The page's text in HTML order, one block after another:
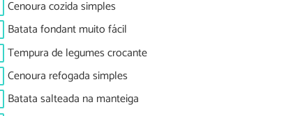
Cenoura cozida simples
Batata fondant muito fácil
Tempura de legumes crocante
Cenoura refogada simples
Batata salteada na manteiga